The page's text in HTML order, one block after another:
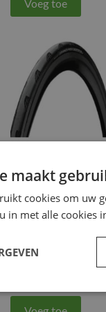
Voeg toe
CONTI TIRE
GRAND PRIX 5000
700X25C
TIRE&TUBE
maakt
cookies om uw
in met alle cookies